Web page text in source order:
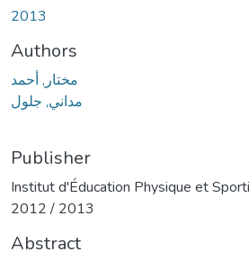
2013
Authors
مختار, أحمد
مداني, جلول
Publisher
Institut d'Éducation Physique et
2012 / 2013
Abstract